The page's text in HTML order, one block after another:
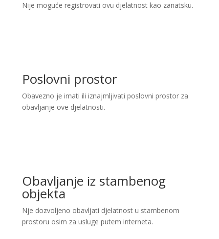
Nije moguće registrovati ovu djelatnost kao zanatsku.
Poslovni prostor
Obavezno je imati ili iznajmljivati poslovni prostor za
obavljanje ove djelatnosti.
Obavljanje iz stambenog
objekta
Nje dozvoljeno obavljati djelatnost u stambenom
prostoru osim za usluge putem interneta.